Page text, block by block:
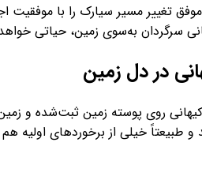
تغییر مسیر سیارک را با موفقیت
سرگردان به‌سوی زمین، حیاتی
در دل زمین
و طبیعتاً خیلی از برخوردهای